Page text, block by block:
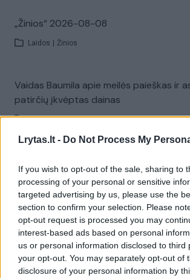
Lrytas.lt - Do Not Process My
If you wish to opt-out of the sale, sharing to
processing of your personal or sensitive
targeted advertising by us, please use the
section to confirm your selection. Please
opt-out request is processed you may
interest-based ads based on personal
us or personal information disclosed to third
your opt-out. You may separately opt-out of
disclosure of your personal information by
„Žinios“ 2026-08-08
Laidos Žinios
Vaidas Baumila apie meilės paieškas ir
patirčių įkvėptas dainas
Laidos | Pokalbiai prie jūros. Atostogų ritmu
pastebėti virš karinės bazės
Žinios Pasaulis
Visi įrašai